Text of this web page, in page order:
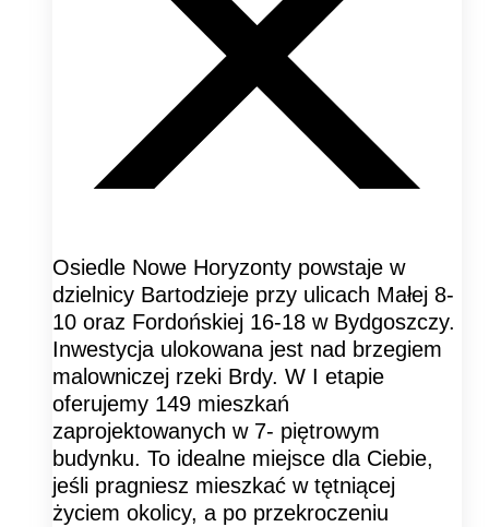
Osiedle Nowe Horyzonty powstaje w
dzielnicy Bartodzieje przy ulicach Małej 8-
10 oraz Fordońskiej 16-18 w Bydgoszczy.
Inwestycja ulokowana jest nad brzegiem
malowniczej rzeki Brdy. W I etapie
oferujemy 149 mieszkań
zaprojektowanych w 7- piętrowym
budynku. To idealne miejsce dla Ciebie,
jeśli pragniesz mieszkać w tętniącej
życiem okolicy, a po przekroczeniu